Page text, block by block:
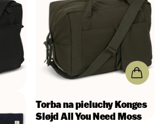
Torba na pieluchy Konges
Sløjd All You Need Moss